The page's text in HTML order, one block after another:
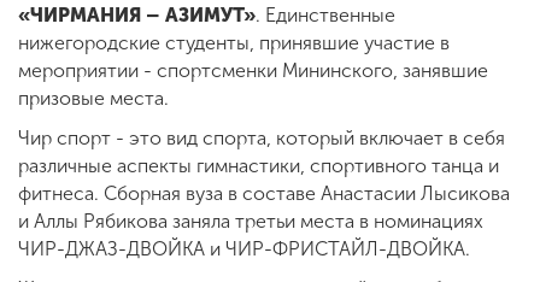
«ЧИРМАНИЯ – АЗИМУТ». Единственные
нижегородские студенты, принявшие участие в
мероприятии - спортсменки Мининского, занявшие
призовые места.
Чир спорт - это вид спорта, который включает в себя
различные аспекты гимнастики, спортивного танца и
фитнеса. Сборная вуза в составе Анастасии Лысикова
и Аллы Рябикова заняла третьи места в номинациях
ЧИР-ДЖАЗ-ДВОЙКА и ЧИР-ФРИСТАЙЛ-ДВОЙКА.